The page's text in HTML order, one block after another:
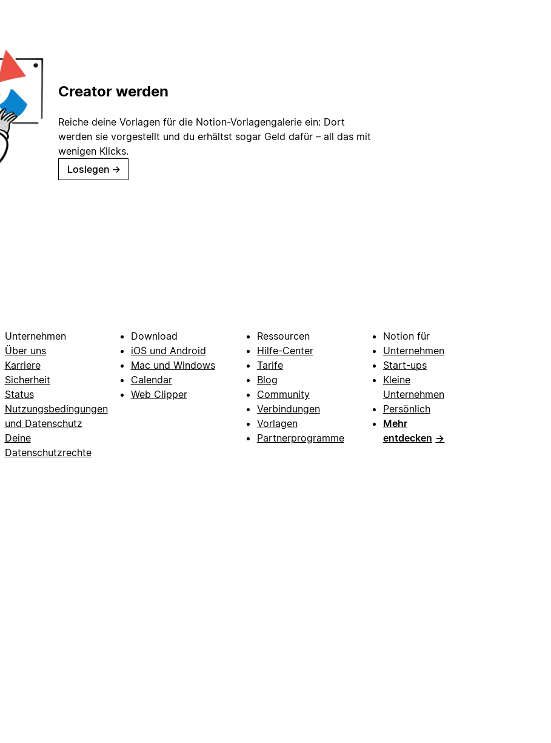
Creator werden
Reiche deine Vorlagen für die Notion-Vorlagengalerie ein: Dort
werden sie vorgestellt und du erhältst sogar Geld dafür – all das mit
wenigen Klicks.
Loslegen →
Unternehmen
Über uns
Karriere
Sicherheit
Status
Nutzungsbedingungen
und Datenschutz
Deine
Datenschutzrechte
Download
iOS und Android
Mac und Windows
Calendar
Web Clipper
Ressourcen
Hilfe-Center
Tarife
Blog
Community
Verbindungen
Vorlagen
Partnerprogramme
Notion für
Unternehmen
Start-ups
Kleine
Unternehmen
Persönlich
Mehr
entdecken →